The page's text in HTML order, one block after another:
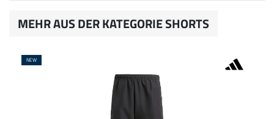
MEHR AUS DER KATEGORIE SHORTS
NEW